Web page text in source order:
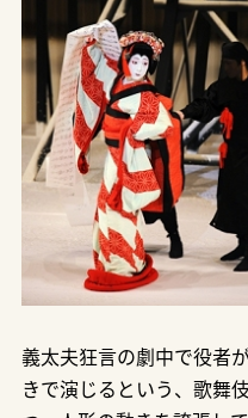
義太夫狂言の劇中で役者
きで演じるという、歌舞